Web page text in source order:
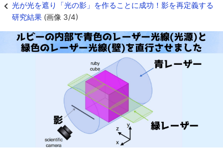
光が光を遮り「光の影」を作ることに成功！影を再定義する
研究結果 (画像 3/4)